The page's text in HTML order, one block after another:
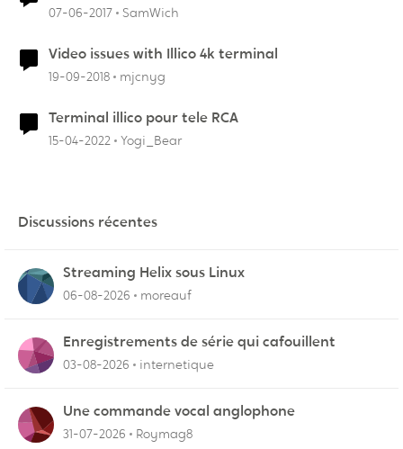
07-06-2017 SamWich
Video issues with Illico 4k terminal
19-09-2018 mjcnyg
Terminal illico pour tele RCA
15-04-2022 Yogi_Bear
Discussions récentes
Streaming Helix sous Linux
06-08-2026 moreauf
Enregistrements de série qui cafouillent
03-08-2026 internetique
Une commande vocal anglophone
31-07-2026 Roymag8